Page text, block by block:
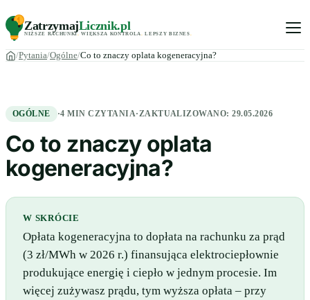
ZatrzymajLicznik.pl
NIŻSZE RACHUNKI. WIĘKSZA KONTROLA LEPSZY BIZNES
Pytania Ogólne Co to znaczy oplata kogeneracyjna?
OGÓLNE ·4 MIN CZYTANIA·ZAKTUALIZOWANO:29.05.2026
Co to znaczy oplata
kogeneracyjna?
W SKRÓCIE
Opłata kogeneracyjna to dopłata na rachunku za prąd
(3 zł/MWh w 2026 r.) finansująca elektrociepłownie
produkujące energię i ciepło w jednym procesie. Im
więcej zużywasz prądu, tym wyższa opłata – przy